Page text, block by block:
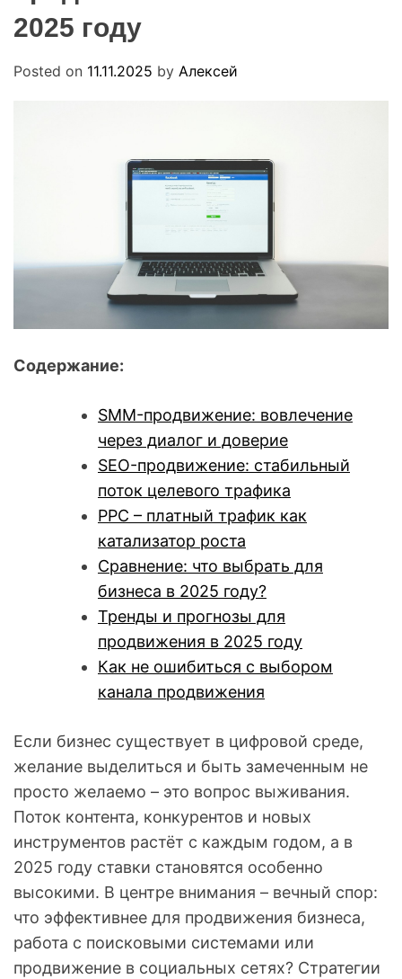
2025 году
Posted on 11.11.2025 by Алексей
Содержание:
SMM-продвижение: вовлечение
через диалог и доверие
SEO-продвижение: стабильный
поток целевого трафика
PPC – платный трафик как
катализатор роста
Сравнение: что выбрать для
бизнеса в 2025 году?
Тренды и прогнозы для
продвижения в 2025 году
Как не ошибиться с выбором
канала продвижения
Если бизнес существует в цифровой среде,
желание выделиться и быть замеченным не
просто желаемо – это вопрос выживания.
Поток контента, конкурентов и новых
инструментов растёт с каждым годом, а в
2025 году ставки становятся особенно
высокими. В центре внимания – вечный спор:
что эффективнее для продвижения бизнеса,
работа с поисковыми системами или
продвижение в социальных сетях? Стратегии